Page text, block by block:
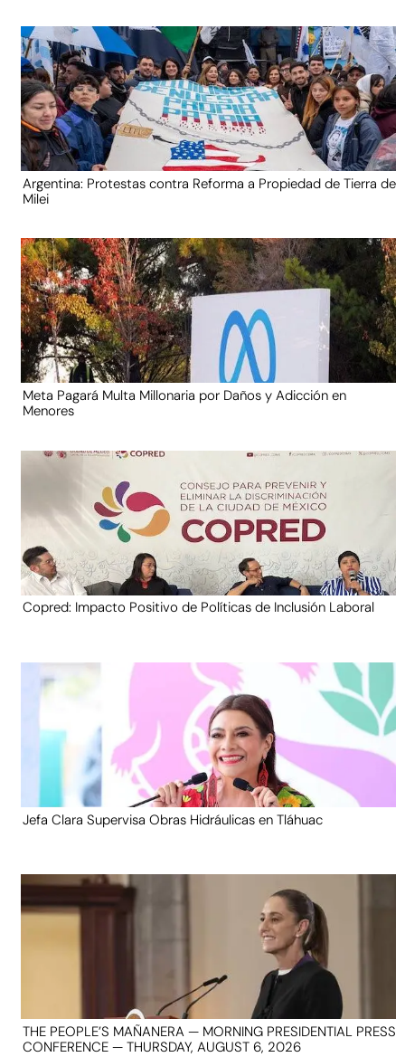
Argentina: Protestas contra Reforma a Propiedad de Tierra de
Milei
Meta Pagará Multa Millonaria por Daños y Adicción en
Menores
Copred: Impacto Positivo de Políticas de Inclusión Laboral
Jefa Clara Supervisa Obras Hidráulicas en Tláhuac
THE PEOPLE’S MAÑANERA — MORNING PRESIDENTIAL PRESS
CONFERENCE — THURSDAY, AUGUST 6, 2026